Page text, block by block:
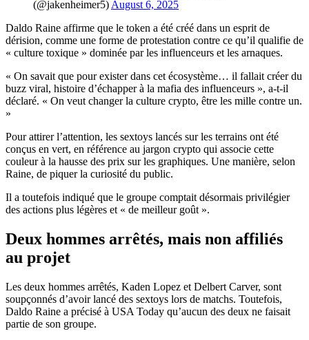
(@jakenheimer5) August 6, 2025
Daldo Raine affirme que le token a été créé dans un esprit de
dérision, comme une forme de protestation contre ce qu’il qualifie de
« culture toxique » dominée par les influenceurs et les arnaques.
« On savait que pour exister dans cet écosystème… il fallait créer du
buzz viral, histoire d’échapper à la mafia des influenceurs », a-t-il
déclaré. « On veut changer la culture crypto, être les mille contre un.
»
Pour attirer l’attention, les sextoys lancés sur les terrains ont été
conçus en vert, en référence au jargon crypto qui associe cette
couleur à la hausse des prix sur les graphiques. Une manière, selon
Raine, de piquer la curiosité du public.
Il a toutefois indiqué que le groupe comptait désormais privilégier
des actions plus légères et « de meilleur goût ».
Deux hommes arrêtés, mais non affiliés
au projet
Les deux hommes arrêtés, Kaden Lopez et Delbert Carver, sont
soupçonnés d’avoir lancé des sextoys lors de matchs. Toutefois,
Daldo Raine a précisé à USA Today qu’aucun des deux ne faisait
partie de son groupe.